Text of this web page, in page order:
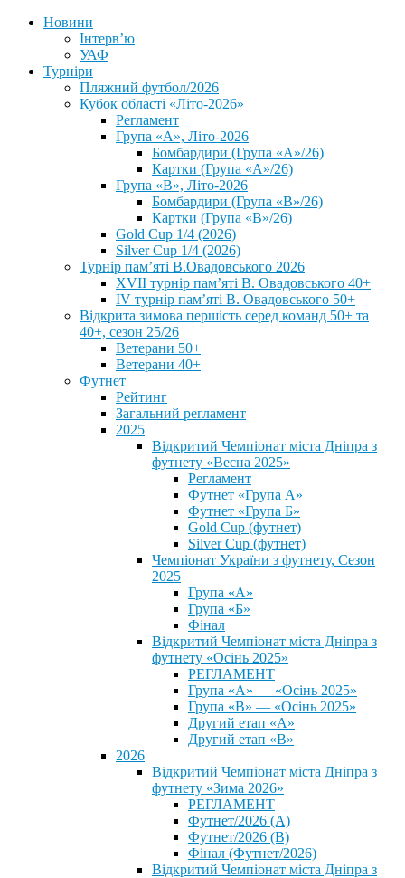
Новини
Інтерв’ю
УАФ
Турніри
Пляжний футбол/2026
Кубок області «Літо-2026»
Регламент
Група «А», Літо-2026
Бомбардири (Група «А»/26)
Картки (Група «А»/26)
Група «В», Літо-2026
Бомбардири (Група «В»/26)
Картки (Група «В»/26)
Gold Cup 1/4 (2026)
Silver Cup 1/4 (2026)
Турнір пам’яті В.Овадовського 2026
XVII турнір пам’яті В. Овадовського 40+
IV турнір пам’яті В. Овадовського 50+
Відкрита зимова першість серед команд 50+ та
40+, сезон 25/26
Ветерани 50+
Ветерани 40+
Футнет
Рейтинг
Загальний регламент
2025
Відкритий Чемпіонат міста Дніпра з
футнету «Весна 2025»
Регламент
Футнет «Група А»
Футнет «Група Б»
Gold Cup (футнет)
Silver Cup (футнет)
Чемпіонат України з футнету, Сезон
2025
Група «А»
Група «Б»
Фінал
Відкритий Чемпіонат міста Дніпра з
футнету «Осінь 2025»
РЕГЛАМЕНТ
Група «А» — «Осінь 2025»
Група «В» — «Осінь 2025»
Другий етап «А»
Другий етап «В»
2026
Відкритий Чемпіонат міста Дніпра з
футнету «Зима 2026»
РЕГЛАМЕНТ
Футнет/2026 (А)
Футнет/2026 (В)
Фінал (Футнет/2026)
Відкритий Чемпіонат міста Дніпра з